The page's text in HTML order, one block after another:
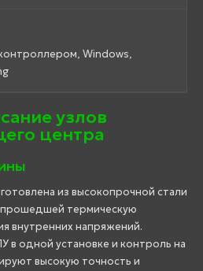
Windows,
узлов
центра
из высокопрочной стали
прошедшей термическую
внутренних напряжений.
в одной установке и контроль на
высокую точность и